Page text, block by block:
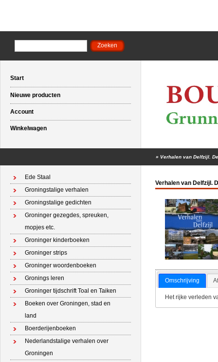
Start
Nieuwe producten
Account
Winkelwagen
» Verhalen van Delfzijl.
Ede Staal
Groningstalige verhalen
Groningstalige gedichten
Groninger gezegdes, spreuken,
mopjes etc.
Groninger kinderboeken
Groninger strips
Groninger woordenboeken
Gronings leren
Groninger tijdschrift Toal en Taiken
Boeken over Groningen, stad en
land
Boerderijenboeken
Nederlandstalige verhalen over
Groningen
Verhalen van Delfzijl.
Omschrijving
Het rijke verleden